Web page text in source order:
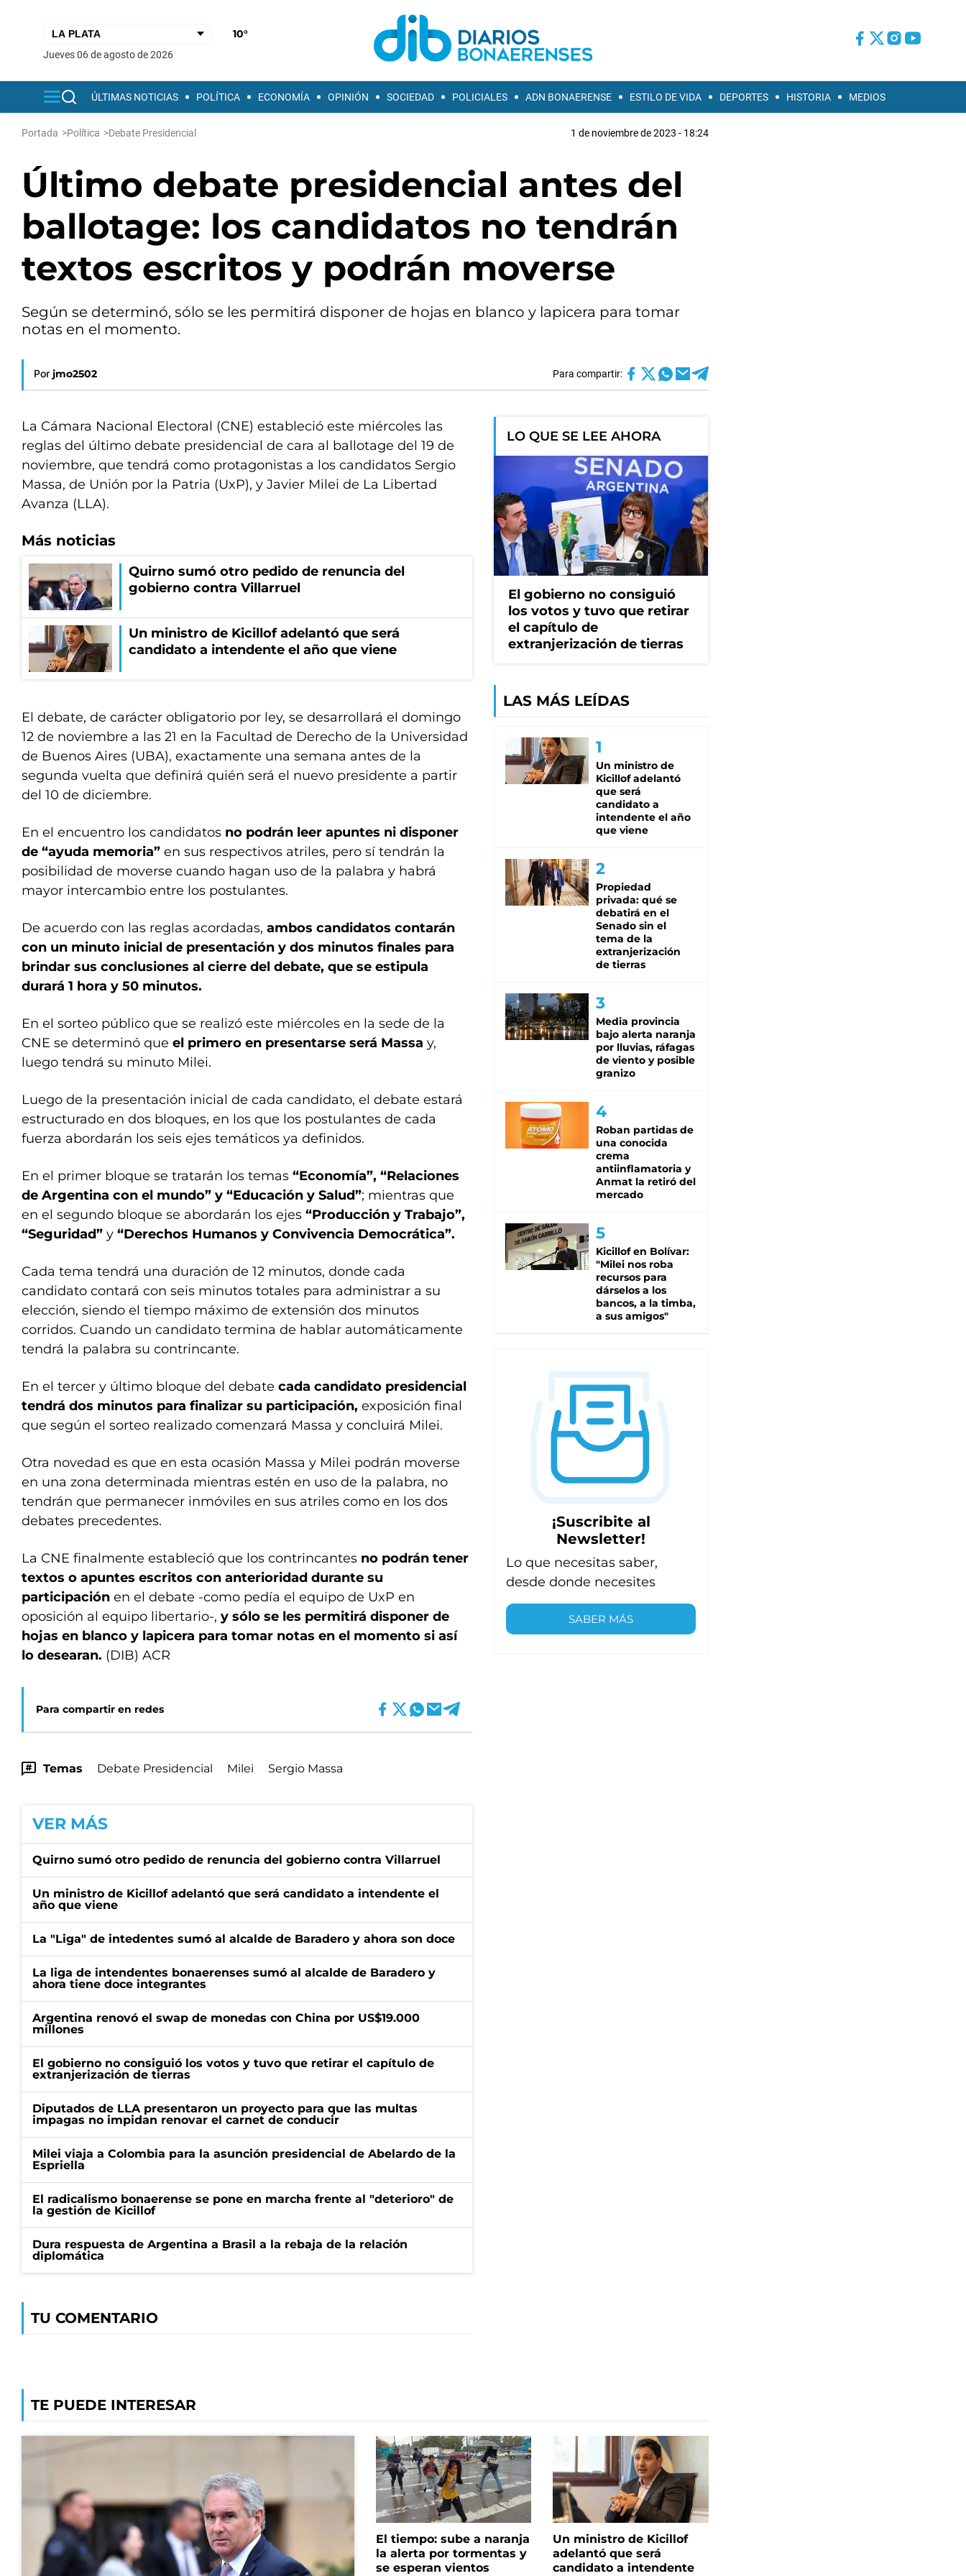
10°
jueves 06 de agosto de 2026
ÚLTIMAS NOTICIAS POLÍTICA ECONOMÍA OPINIÓN SOCIEDAD POLICIALES ADN BONAERENSE ESTILO DE VIDA DEPORTES HISTORIA MEDIOS
Portada >Política >Debate Presidencial 1 de noviembre de 2023 - 18:24
Último debate presidencial antes del
ballotage: los candidatos no tendrán
textos escritos y podrán moverse
Según se determinó, sólo se les permitirá disponer de hojas en blanco y lapicera para tomar
notas en el momento.
Por jmo2502 Para compartir:
La Cámara Nacional Electoral (CNE) estableció este miércoles las
reglas del último debate presidencial de cara al ballotage del 19 de
noviembre, que tendrá como protagonistas a los candidatos Sergio
Massa, de Unión por la Patria (UxP), y Javier Milei de La Libertad
Avanza (LLA).
Más noticias
Quirno sumó otro pedido de renuncia del
gobierno contra Villarruel
Un ministro de Kicillof adelantó que será
candidato a intendente el año que viene
El debate, de carácter obligatorio por ley, se desarrollará el domingo
12 de noviembre a las 21 en la Facultad de Derecho de la Universidad
de Buenos Aires (UBA), exactamente una semana antes de la
segunda vuelta que definirá quién será el nuevo presidente a partir
del 10 de diciembre.
En el encuentro los candidatos no podrán leer apuntes ni disponer
de “ayuda memoria” en sus respectivos atriles, pero sí tendrán la
posibilidad de moverse cuando hagan uso de la palabra y habrá
mayor intercambio entre los postulantes.
De acuerdo con las reglas acordadas, ambos candidatos contarán
con un minuto inicial de presentación y dos minutos finales para
brindar sus conclusiones al cierre del debate, que se estipula
durará 1 hora y 50 minutos.
En el sorteo público que se realizó este miércoles en la sede de la
CNE se determinó que el primero en presentarse será Massa y,
luego tendrá su minuto Milei.
Luego de la presentación inicial de cada candidato, el debate estará
estructurado en dos bloques, en los que los postulantes de cada
fuerza abordarán los seis ejes temáticos ya definidos.
En el primer bloque se tratarán los temas “Economía”, “Relaciones
de Argentina con el mundo” y “Educación y Salud”; mientras que
en el segundo bloque se abordarán los ejes “Producción y Trabajo”,
“Seguridad” y “Derechos Humanos y Convivencia Democrática”.
Cada tema tendrá una duración de 12 minutos, donde cada
candidato contará con seis minutos totales para administrar a su
elección, siendo el tiempo máximo de extensión dos minutos
corridos. Cuando un candidato termina de hablar automáticamente
tendrá la palabra su contrincante.
En el tercer y último bloque del debate cada candidato presidencial
tendrá dos minutos para finalizar su participación, exposición final
que según el sorteo realizado comenzará Massa y concluirá Milei.
Otra novedad es que en esta ocasión Massa y Milei podrán moverse
en una zona determinada mientras estén en uso de la palabra, no
tendrán que permanecer inmóviles en sus atriles como en los dos
debates precedentes.
La CNE finalmente estableció que los contrincantes no podrán tener
textos o apuntes escritos con anterioridad durante su
participación en el debate -como pedía el equipo de UxP en
oposición al equipo libertario-, y sólo se les permitirá disponer de
hojas en blanco y lapicera para tomar notas en el momento si así
lo desearan. (DIB) ACR
Para compartir en redes
Temas Debate Presidencial Milei Sergio Massa
VER MÁS
Quirno sumó otro pedido de renuncia del gobierno contra Villarruel
Un ministro de Kicillof adelantó que será candidato a intendente el
año que viene
La "Liga" de intedentes sumó al alcalde de Baradero y ahora son doce
La liga de intendentes bonaerenses sumó al alcalde de Baradero y
ahora tiene doce integrantes
Argentina renovó el swap de monedas con China por US$19.000
millones
El gobierno no consiguió los votos y tuvo que retirar el capítulo de
extranjerización de tierras
Diputados de LLA presentaron un proyecto para que las multas
impagas no impidan renovar el carnet de conducir
Milei viaja a Colombia para la asunción presidencial de Abelardo de la
Espriella
El radicalismo bonaerense se pone en marcha frente al "deterioro" de
la gestión de Kicillof
Dura respuesta de Argentina a Brasil a la rebaja de la relación
diplomática
TU COMENTARIO
LO QUE SE LEE AHORA
El gobierno no consiguió
los votos y tuvo que retirar
el capítulo de
extranjerización de tierras
LAS MÁS LEÍDAS
Un ministro de
Kicillof adelantó
que será
candidato a
intendente el año
que viene
Propiedad
privada: qué se
debatirá en el
Senado sin el
tema de la
extranjerización
de tierras
Media provincia
bajo alerta naranja
por lluvias, ráfagas
de viento y posible
granizo
Roban partidas de
una conocida
crema
antiinflamatoria y
Anmat la retiró del
mercado
Kicillof en Bolívar:
"Milei nos roba
recursos para
dárselos a los
bancos, a la timba,
a sus amigos"
¡Suscribite al
Newsletter!
Lo que necesitas saber,
desde donde necesites
SABER MÁS
TE PUEDE INTERESAR
El tiempo: sube a naranja
la alerta por tormentas y
se esperan vientos
Un ministro de Kicillof
adelantó que será
candidato a intendente